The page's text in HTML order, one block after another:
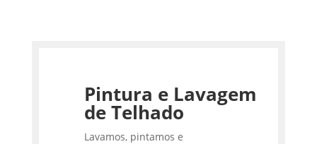
Pintura e Lavagem
de Telhado
Lavamos, pintamos e